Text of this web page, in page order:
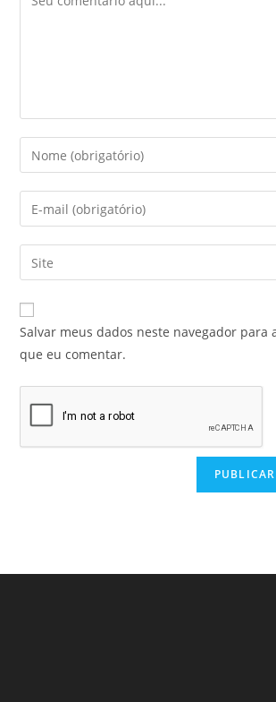
Salvar meus dados neste navegador para
que eu comentar.